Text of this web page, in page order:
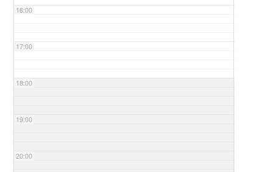
16:00
17:00
18:00
19:00
20:00